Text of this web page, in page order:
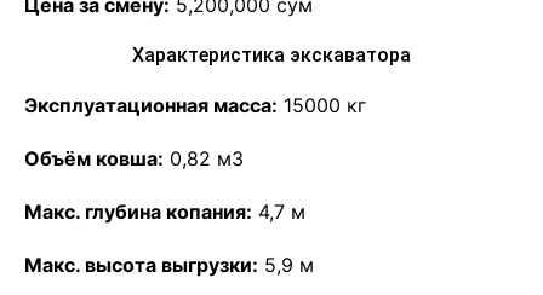
Характеристика экскаватора
Эксплуатационная масса: 15000 кг
Объём ковша: 0,82 м3
Макс. глубина копания: 4,7 м
Макс. высота выгрузки: 5,9 м